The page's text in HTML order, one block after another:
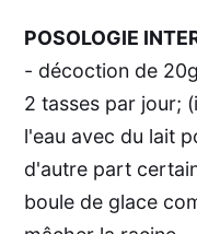
POSOLOGIE
- décoction de
2 tasses par jour;
l'eau avec du lait
d'autre part
boule de glace